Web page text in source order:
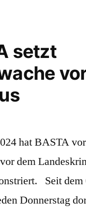
setzt
hat BASTA
dem
Seit dem
Donnerstag